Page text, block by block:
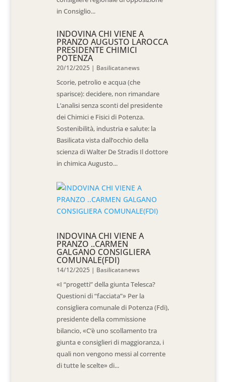
in Consiglio...
INDOVINA CHI VIENE A
PRANZO AUGUSTO LAROCCA
PRESIDENTE CHIMICI
POTENZA
20/12/2025 | Basilicatanews
Scorie, petrolio e acqua (che
sparisce): decidere, non rimandare
L’analisi senza sconti del presidente
dei Chimici e Fisici di Potenza.
Sostenibilità, industria e salute: la
Basilicata vista dall’occhio della
scienza di Walter De Stradis Il dottore
in chimica Augusto...
INDOVINA CHI VIENE A
PRANZO ..CARMEN
GALGANO CONSIGLIERA
COMUNALE(FDI)
14/12/2025 | Basilicatanews
«I “progetti” della giunta Telesca?
Questioni di “facciata”» Per la
consigliera comunale di Potenza (Fdi),
presidente della commissione
bilancio, «C’è uno scollamento tra
giunta e consiglieri di maggioranza, i
quali non vengono messi al corrente
di tutte le scelte» di...